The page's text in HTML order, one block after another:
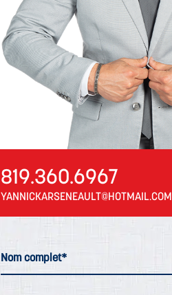
819.360.6967
YANNICKARSENEAULT@HOTMAIL.COM